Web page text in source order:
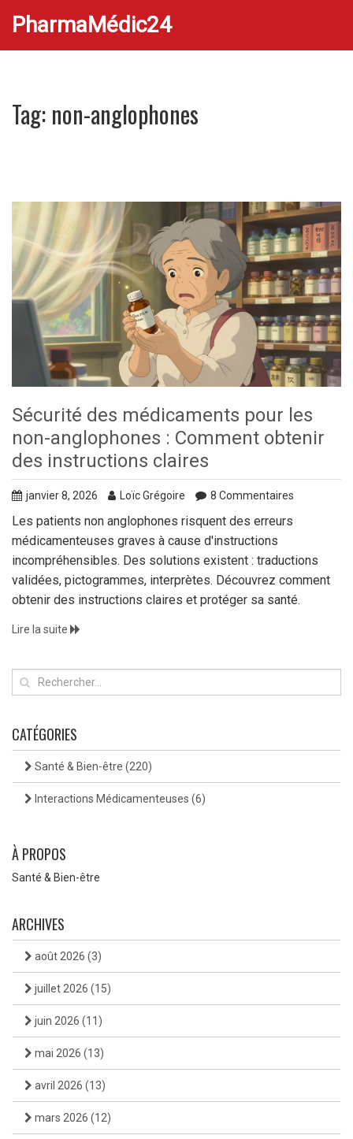
PharmaMédic24
Tag: non-anglophones
Sécurité des médicaments pour les
non-anglophones : Comment obtenir
des instructions claires
janvier 8, 2026 Loïc Grégoire 8 Commentaires
Les patients non anglophones risquent des erreurs
médicamenteuses graves à cause d'instructions
incompréhensibles. Des solutions existent : traductions
validées, pictogrammes, interprètes. Découvrez comment
obtenir des instructions claires et protéger sa santé.
Lire la suite
CATÉGORIES
Santé & Bien-être (220)
Interactions Médicamenteuses (6)
À PROPOS
Santé & Bien-être
ARCHIVES
août 2026 (3)
juillet 2026 (15)
juin 2026 (11)
mai 2026 (13)
avril 2026 (13)
mars 2026 (12)